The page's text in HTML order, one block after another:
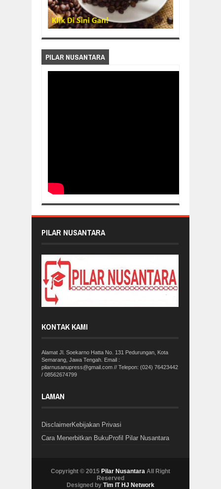
PILAR NUSANTARA
PILAR NUSANTARA
KONTAK KAMI
Alamat Jl. Soekarno Hatta No. 131 Pedurungan, Kota
Semarang, Jawa Tengah. Email :
pilarnusanupress@gmail.com // Telepon: (024) 76423442
/ 08562674799
LAMAN
DisclaimerKebijakan Privasi
Cara Menerbitkan BukuProfil Pilar Nusantara
Copyright © 2015 Pilar Nusantara All Right
Reserved
Designed by Tim IT HJ Network